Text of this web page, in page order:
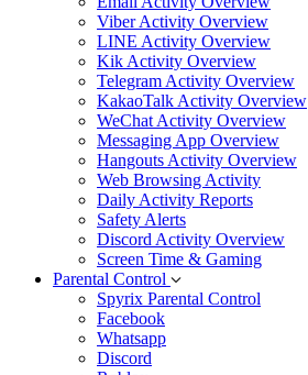
Viber Activity Overview
LINE Activity Overview
Kik Activity Overview
Telegram Activity Overview
KakaoTalk Activity Overview
WeChat Activity Overview
Messaging App Overview
Hangouts Activity Overview
Web Browsing Activity
Daily Activity Reports
Safety Alerts
Discord Activity Overview
Screen Time & Gaming
Parental Control
Spyrix Parental Control
Facebook
Whatsapp
Discord